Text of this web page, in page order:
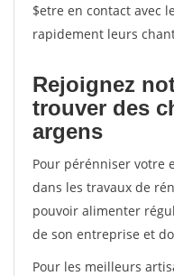
$etre en contact avec
rapidement leurs
Rejoignez
trouver des
argens
Pour pérénniser votre
dans les travaux de
pouvoir alimenter
de son entreprise et
Pour les meilleurs